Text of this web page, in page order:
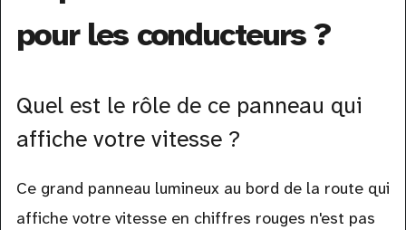
pour les conducteurs ?
Quel est le rôle de ce panneau qui
affiche votre vitesse ?
Ce grand panneau lumineux au bord de la route qui
affiche votre vitesse en chiffres rouges n'est pas